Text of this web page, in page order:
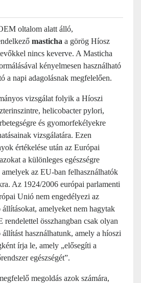
oltalom alatt álló,
masticha a görög Híosz
nincs keverve. A Masticha
kényelmesen használható
a napi adagolásnak megfelelően.
vizsgálat folyik a Híoszi
helicobacter pylori,
és gyomorfekélyekre
vizsgálatára. Ezen
értékelése után az Európai
a különleges egészségre
az EU-ban felhasználhatók
Az 1924/2006 európai parlamenti
Unió nem engedélyezi az
állításokat, amelyeket nem hagytak
összhangban csak olyan
állítást használhatunk, amely a híoszi
írja le, amely „elősegíti a
egészségét”.
megoldás azok számára,